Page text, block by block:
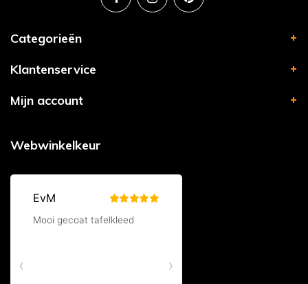
Categorieën
Klantenservice
Mijn account
Webwinkelkeur